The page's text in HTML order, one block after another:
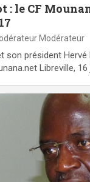
: le CF
Modérateur
son président Hervé
Libreville, 16